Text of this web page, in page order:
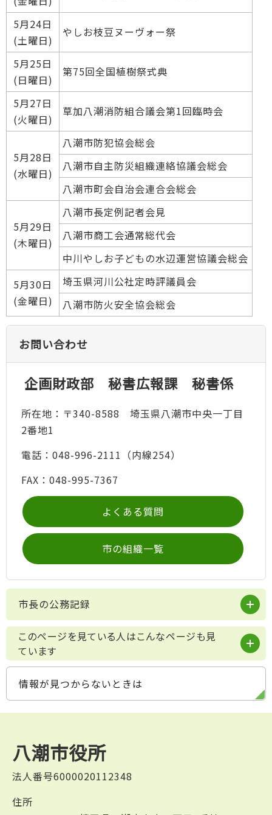
5月24日
(土曜日)
やしお枝豆ヌーヴォー祭
5月25日
(日曜日)
第75回全国植樹祭式典
5月27日
(火曜日)
草加八潮消防組合議会第1回臨時会
5月28日
(水曜日)
八潮市防犯協会総会
八潮市自主防災組織連絡協議会総会
八潮市町会自治会連合会総会
5月29日
(木曜日)
八潮市長定例記者会見
八潮市商工会通常総代会
中川やしお子どもの水辺運営協議会総会
5月30日
(金曜日)
埼玉県河川公社定時評議員会
八潮市防火安全協会総会
お問い合わせ
企画財政部 秘書広報課 秘書係
所在地：〒340-8588 埼玉県八潮市中央一丁目
2番地1
電話：048-996-2111（内線254）
FAX：048-995-7367
よくある質問
市の組織一覧
市長の公務記録
このページを見ている人はこんなページも見
ています
情報が見つからないときは
八潮市役所
法人番号6000020112348
住所